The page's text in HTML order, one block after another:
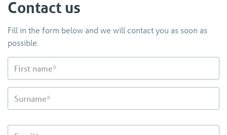
Contact us
Fill in the form below and we will contact you as soon as
possible.